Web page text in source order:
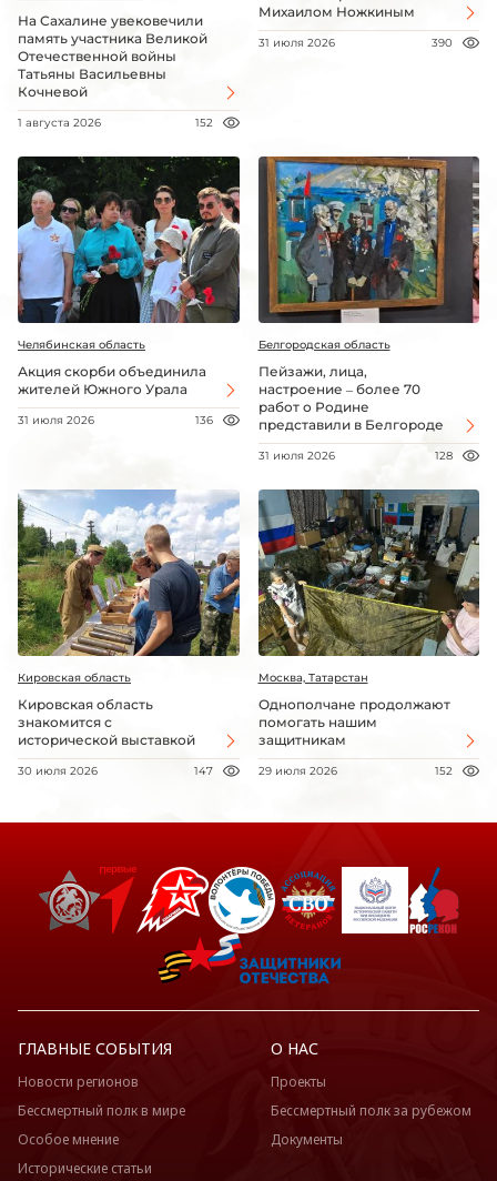
На Сахалине увековечили
память участника Великой
Отечественной войны
Татьяны Васильевны
Кочневой
1 августа 2026 152
Михаилом Ножкиным
31 июля 2026 390
Челябинская область
Акция скорби объединила
жителей Южного Урала
31 июля 2026 136
Белгородская область
Пейзажи, лица,
настроение – более 70
работ о Родине
представили в Белгороде
31 июля 2026 128
Кировская область
Кировская область
знакомится с
исторической выставкой
30 июля 2026 147
Москва, Татарстан
Однополчане продолжают
помогать нашим
защитникам
29 июля 2026 152
ГЛАВНЫЕ СОБЫТИЯ
Новости регионов
Бессмертный полк в мире
Особое мнение
Исторические статьи
О НАС
Проекты
Бессмертный полк за рубежом
Документы